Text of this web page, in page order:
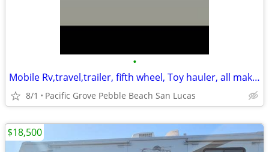
•
Mobile Rv,travel,trailer, fifth wheel, Toy hauler, all makes&models
8/1 Pacific Grove Pebble Beach San Lucas
$18,500